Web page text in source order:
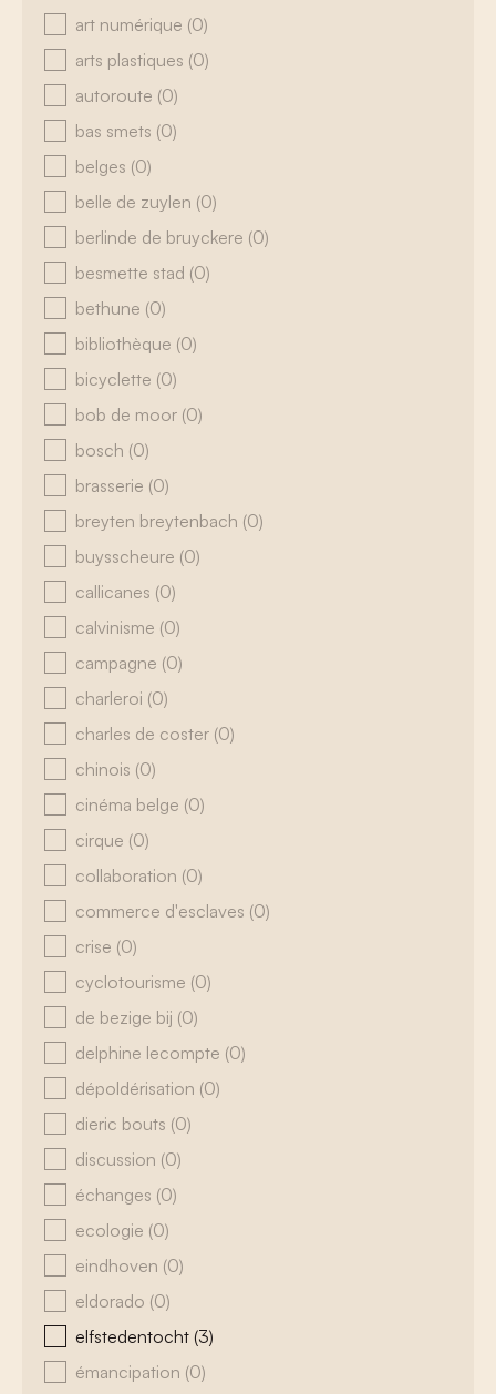
art numérique (0)
arts plastiques (0)
autoroute (0)
bas smets (0)
belges (0)
belle de zuylen (0)
berlinde de bruyckere (0)
besmette stad (0)
bethune (0)
bibliothèque (0)
bicyclette (0)
bob de moor (0)
bosch (0)
brasserie (0)
breyten breytenbach (0)
buysscheure (0)
callicanes (0)
calvinisme (0)
campagne (0)
charleroi (0)
charles de coster (0)
chinois (0)
cinéma belge (0)
cirque (0)
collaboration (0)
commerce d'esclaves (0)
crise (0)
cyclotourisme (0)
de bezige bij (0)
delphine lecompte (0)
dépoldérisation (0)
dieric bouts (0)
discussion (0)
échanges (0)
ecologie (0)
eindhoven (0)
eldorado (0)
elfstedentocht (3)
émancipation (0)